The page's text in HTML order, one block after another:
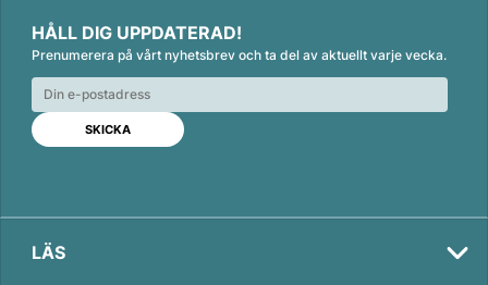
n
k
e
d
n
c
e
b
o
o
k
a
i
l
HÅLL DIG UPPDATERAD!
Prenumerera på vårt nyhetsbrev och ta del av aktuellt varje vecka.
LÄS